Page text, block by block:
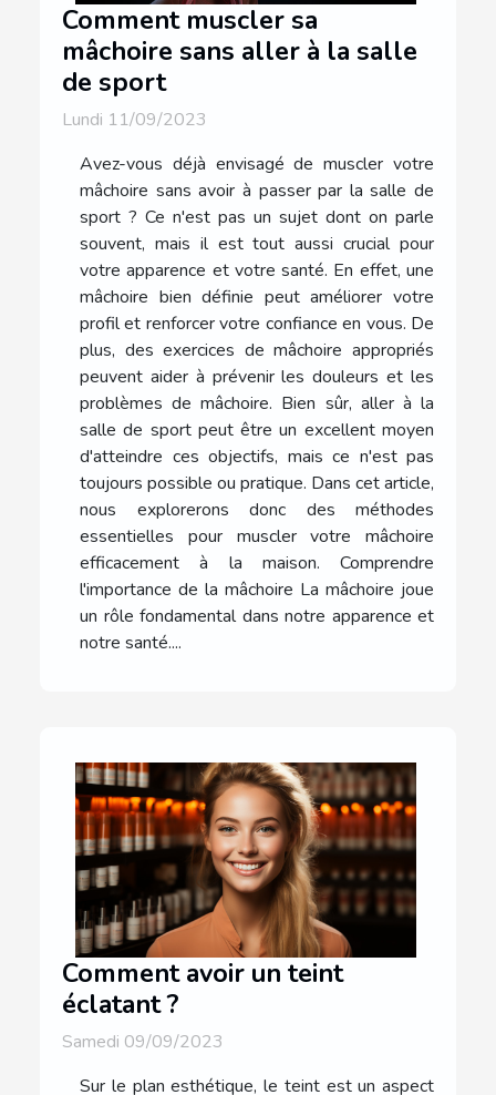
Comment muscler sa
mâchoire sans aller à la salle
de sport
Lundi 11/09/2023
Avez-vous déjà envisagé de muscler votre
mâchoire sans avoir à passer par la salle de
sport ? Ce n'est pas un sujet dont on parle
souvent, mais il est tout aussi crucial pour
votre apparence et votre santé. En effet, une
mâchoire bien définie peut améliorer votre
profil et renforcer votre confiance en vous. De
plus, des exercices de mâchoire appropriés
peuvent aider à prévenir les douleurs et les
problèmes de mâchoire. Bien sûr, aller à la
salle de sport peut être un excellent moyen
d'atteindre ces objectifs, mais ce n'est pas
toujours possible ou pratique. Dans cet article,
nous explorerons donc des méthodes
essentielles pour muscler votre mâchoire
efficacement à la maison. Comprendre
l'importance de la mâchoire La mâchoire joue
un rôle fondamental dans notre apparence et
notre santé....
Comment avoir un teint
éclatant ?
Samedi 09/09/2023
Sur le plan esthétique, le teint est un aspect